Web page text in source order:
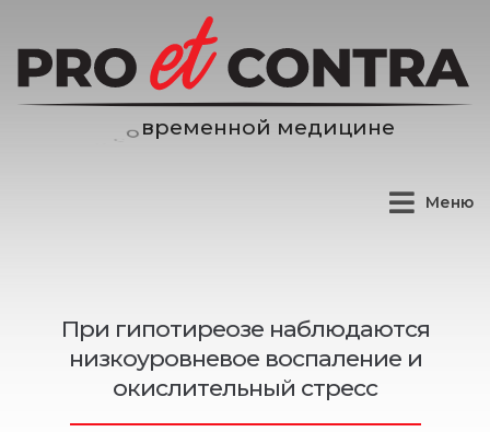
е нной медицине
Меню
При гипотиреозе наблюдаются
низкоуровневое воспаление и
окислительный стресс